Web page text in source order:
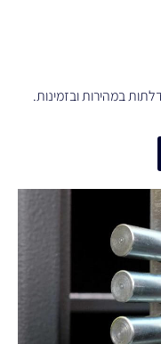
במהירות ובזמינות.